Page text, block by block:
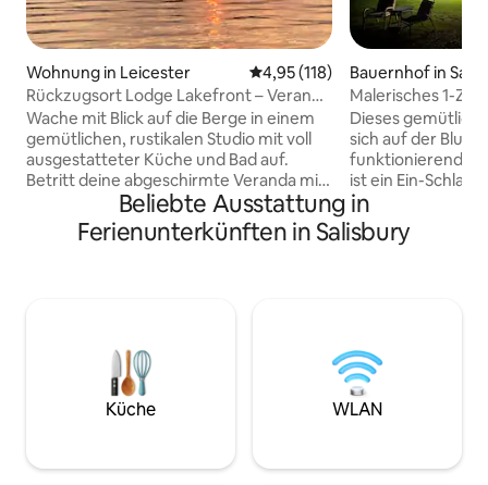
Wohnung in Leicester Durchschnittliche Bewertung:
4,95 (118)
Rückzugsort Lodge Lakefront – Veranda
mit Fliegengitter und Blick auf die MTN
Wache mit Blick auf die Berge in einem
gemütlichen, rustikalen Studio mit voll
ausgestatteter Küche und Bad auf.
Betritt deine abgeschirmte Veranda mit
Blick auf die ruhige Südbucht des Lake
Dunmore, mit privatem Steg, zwei
Kajaks, einem Kanu und einem
Angeln im Sommer; Skifahren oder
Schlittschuhlaufen im Winter. 20
Minuten nach Middlebury, in der Nähe
von Abfahrts- und Langlaufgebieten.
Hunde könnten dich begrüßen. Die
Bauernhof in
Malerisches 1-
der Blue Ledge
Dieses
sich auf der Blue
funktionierenden
ist ein Ein-
ausklappbaren
Wohnzimmer,
Gäste
möglicherweise
Käseverkostung
Person
kontaktieren). Es
erholsamen
Beliebte Ausstattung in
Ferienunterkünften in Salisbury
Küche WLAN